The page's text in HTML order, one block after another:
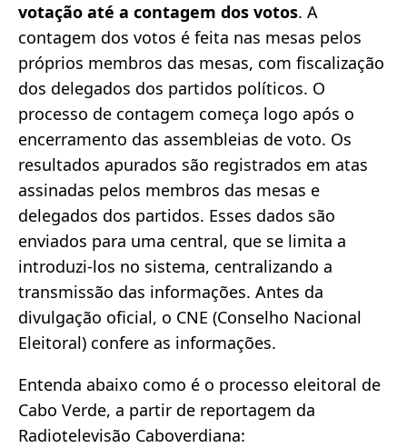
votação até a contagem dos votos. A
contagem dos votos é feita nas mesas pelos
próprios membros das mesas, com fiscalização
dos delegados dos partidos políticos. O
processo de contagem começa logo após o
encerramento das assembleias de voto. Os
resultados apurados são registrados em atas
assinadas pelos membros das mesas e
delegados dos partidos. Esses dados são
enviados para uma central, que se limita a
introduzi-los no sistema, centralizando a
transmissão das informações. Antes da
divulgação oficial, o CNE (Conselho Nacional
Eleitoral) confere as informações.
Entenda abaixo como é o processo eleitoral de
Cabo Verde, a partir de reportagem da
Radiotelevisão Caboverdiana: